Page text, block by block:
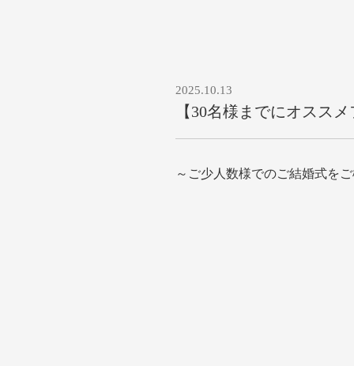
2025.10.13
【30名様までにオスス
～ご少人数様でのご結婚式を